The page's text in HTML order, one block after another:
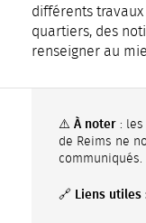
différents
quartiers, des
renseigner au
⚠️ À noter : les
de Reims ne
communiqués.
🔗 Liens utiles